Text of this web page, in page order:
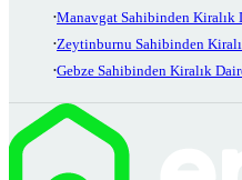
Manavgat Sahibinden Kiralık
Zeytinburnu Sahibinden
Gebze Sahibinden Kiralık